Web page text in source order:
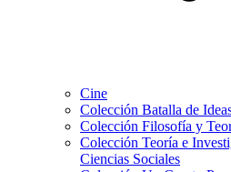
Cine
Colección Batalla de
Colección Filosofía y
Colección Teoría e
Ciencias Sociales